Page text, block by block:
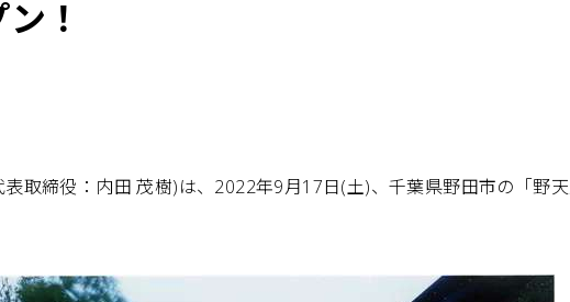
！
取締役：内田 茂樹)は、2022年9月17日(土)、千葉県野田市の「野